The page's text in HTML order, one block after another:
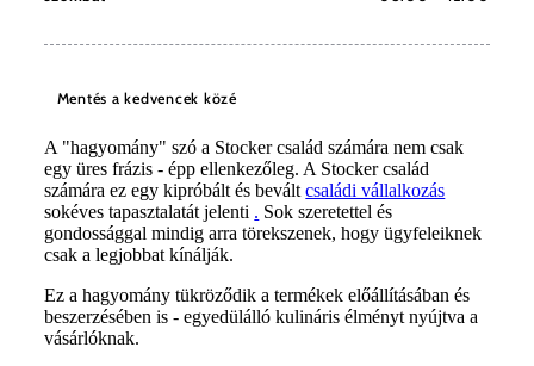
Mentés a kedvencek közé
A "hagyomány" szó a Stocker család számára nem csak
egy üres frázis - épp ellenkezőleg. A Stocker család
számára ez egy kipróbált és beváltcsaládi vállalkozás
sokéves tapasztalatát jelenti . Sok szeretettel és
gondossággal mindig arra törekszenek, hogy ügyfeleiknek
csak a legjobbat kínálják.
Ez a hagyomány tükröződik a termékek előállításában és
beszerzésében is - egyedülálló kulináris élményt nyújtva a
vásárlóknak.